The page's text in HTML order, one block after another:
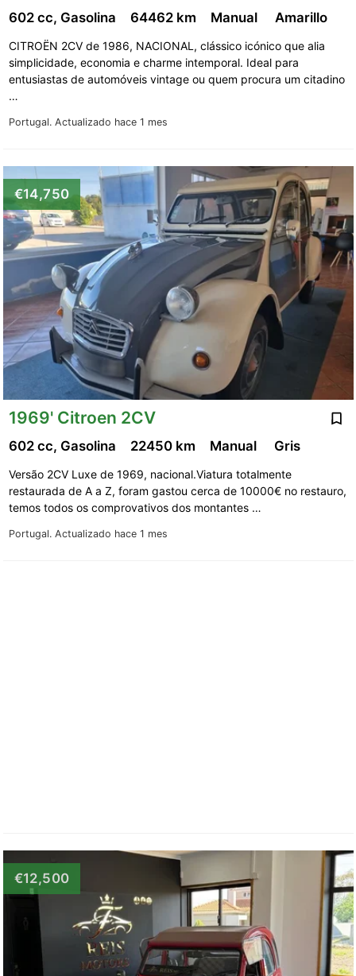
Portugal. Actualizado hace 1 mes
602 cc, Gasolina 64462 km Manual Amarillo
CITROËN 2CV de 1986, NACIONAL, clássico icónico que alia
simplicidade, economia e charme intemporal. Ideal para
entusiastas de automóveis vintage ou quem procura um citadino
…
€14,750
1969' Citroen 2CV
Portugal. Actualizado hace 1 mes
602 cc, Gasolina 22450 km Manual Gris
Versão 2CV Luxe de 1969, nacional.Viatura totalmente
restaurada de A a Z, foram gastou cerca de 10000€ no restauro,
temos todos os comprovativos dos montantes …
€12,500